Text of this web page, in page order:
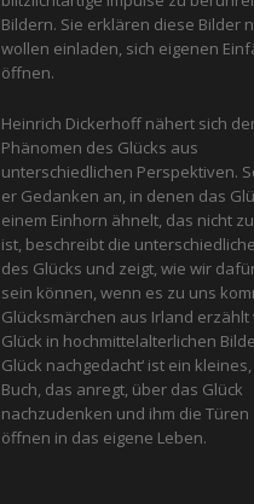
Bildern. Sie erklären diese Bilder
wollen einladen, sich eigenen
öffnen.
Heinrich Dickerhoff nähert sich
Phänomen des Glücks aus
unterschiedlichen Perspektiven.
er Gedanken an, in denen das
einem Einhorn ähnelt, das nicht
ist, beschreibt die
des Glücks und zeigt, wie wir
sein können, wenn es zu uns
Glücksmärchen aus Irland erzählt
Glück in hochmittelalterlichen
Glück nachgedacht‘ ist ein
Buch, das anregt, über das Glück
nachzudenken und ihm die Türen
öffnen in das eigene Leben.